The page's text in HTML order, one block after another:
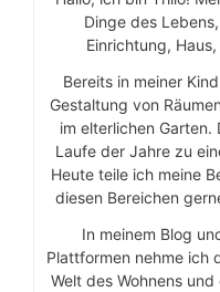
Dinge des
Einrichtung,
Bereits in meiner
Gestaltung von
im elterlichen Garten.
Laufe der Jahre zu
Heute teile ich meine
diesen Bereichen
In meinem Blog
Plattformen nehme ich
Welt des Wohnens